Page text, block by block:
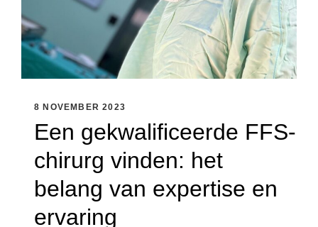
8 NOVEMBER 2023
Een gekwalificeerde FFS-
chirurg vinden: het
belang van expertise en
ervaring